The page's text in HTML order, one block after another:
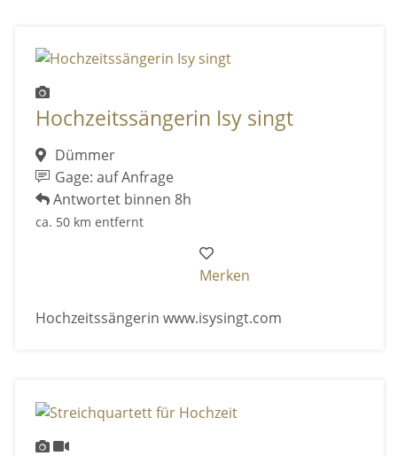
Hochzeitssängerin Isy singt
Dümmer
Gage: auf Anfrage
Antwortet binnen 8h
ca. 50 km entfernt
Merken
Hochzeitssängerin www.isysingt.com